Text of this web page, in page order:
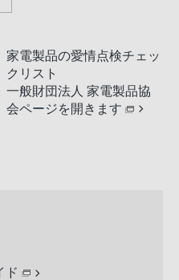
家電製品の愛情点検チェッ
クリスト
一般財団法人 家電製品協
会ページを開きます
ド